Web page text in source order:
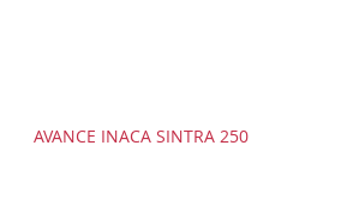
AVANCE INACA SINTRA 250